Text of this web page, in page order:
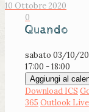
10 Ottobre 2020
0
Quando
sabato 03/10/
17:00 - 18:00
Aggiungi al
Download ICS
365 Outlook Live